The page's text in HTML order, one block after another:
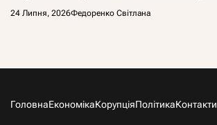
24 Липня, 2026Федоренко Світлана
ГоловнаЕкономікаКорупціяПолітикаКонтакти